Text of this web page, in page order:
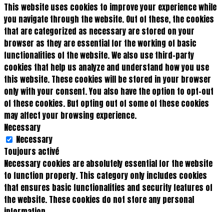
This website uses cookies to improve your experience while
you navigate through the website. Out of these, the cookies
that are categorized as necessary are stored on your
browser as they are essential for the working of basic
functionalities of the website. We also use third-party
cookies that help us analyze and understand how you use
this website. These cookies will be stored in your browser
only with your consent. You also have the option to opt-out
of these cookies. But opting out of some of these cookies
may affect your browsing experience.
Necessary
Necessary
Toujours activé
Necessary cookies are absolutely essential for the website
to function properly. This category only includes cookies
that ensures basic functionalities and security features of
the website. These cookies do not store any personal